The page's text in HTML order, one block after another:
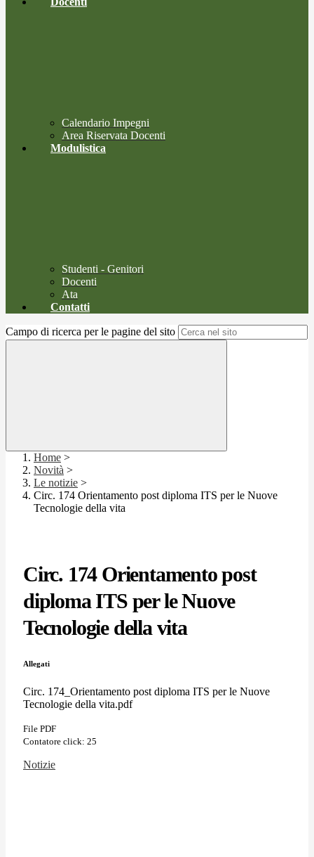
Calendario Impegni
Area Riservata Docenti
Modulistica
Studenti - Genitori
Docenti
Ata
Contatti
Campo di ricerca per le pagine del sito
Home >
Novità >
Le notizie >
Circ. 174 Orientamento post diploma ITS per le Nuove
Tecnologie della vita
Circ. 174 Orientamento post
diploma ITS per le Nuove
Tecnologie della vita
Allegati
Circ. 174_Orientamento post diploma ITS per le Nuove
Tecnologie della vita.pdf
File PDF
Contatore click: 25
Notizie